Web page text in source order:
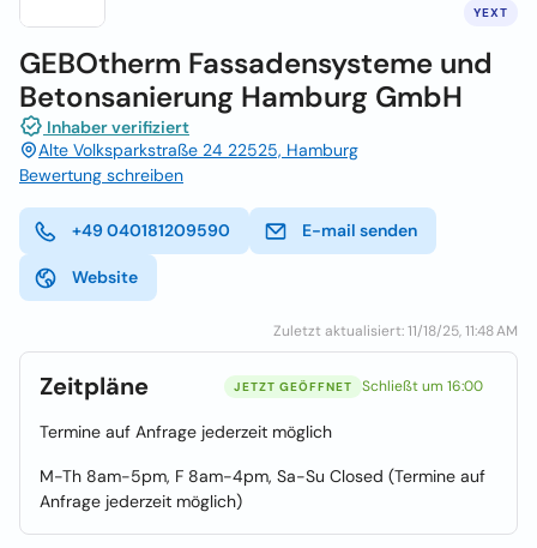
YEXT
GEBOtherm Fassadensysteme und
Betonsanierung Hamburg GmbH
Inhaber verifiziert
Alte Volksparkstraße 24 22525, Hamburg
Bewertung schreiben
+49 040181209590 E-mail senden
Website
Zuletzt aktualisiert: 11/18/25, 11:48 AM
Zeitpläne JETZT GEÖFFNET Schließt um 16:00
Termine auf Anfrage jederzeit möglich
M-Th 8am-5pm, F 8am-4pm, Sa-Su Closed (Termine auf
Anfrage jederzeit möglich)